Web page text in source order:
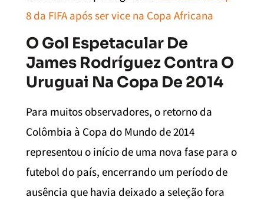
8 da FIFA após ser vice na Copa Africana
O Gol Espetacular De
James Rodríguez Contra O
Uruguai Na Copa De 2014
Para muitos observadores, o retorno da
Colômbia à Copa do Mundo de 2014
representou o início de uma nova fase para o
futebol do país, encerrando um período de
ausência que havia deixado a seleção fora